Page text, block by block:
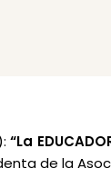
“La
de la